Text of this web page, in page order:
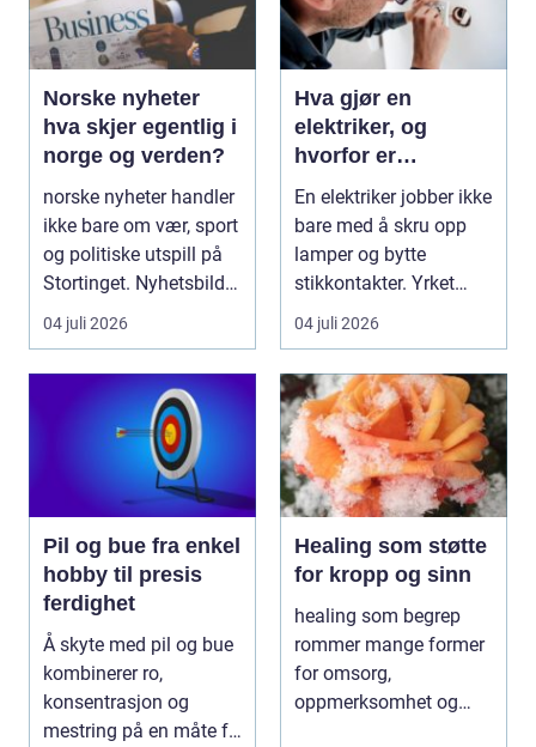
Norske nyheter
hva skjer egentlig i
norge og verden?
norske nyheter handler
ikke bare om vær, sport
og politiske utspill på
Stortinget. Nyhetsbildet
form...
04 juli 2026
Hva gjør en
elektriker, og
hvorfor er
fagkunnskap så
viktig?
En elektriker jobber ikke
bare med å skru opp
lamper og bytte
stikkontakter. Yrket
handler om sikker...
04 juli 2026
Pil og bue fra enkel
hobby til presis
ferdighet
Å skyte med pil og bue
kombinerer ro,
konsentrasjon og
mestring på en måte få
Healing som støtte
for kropp og sinn
healing som begrep
rommer mange former
for omsorg,
oppmerksomhet og